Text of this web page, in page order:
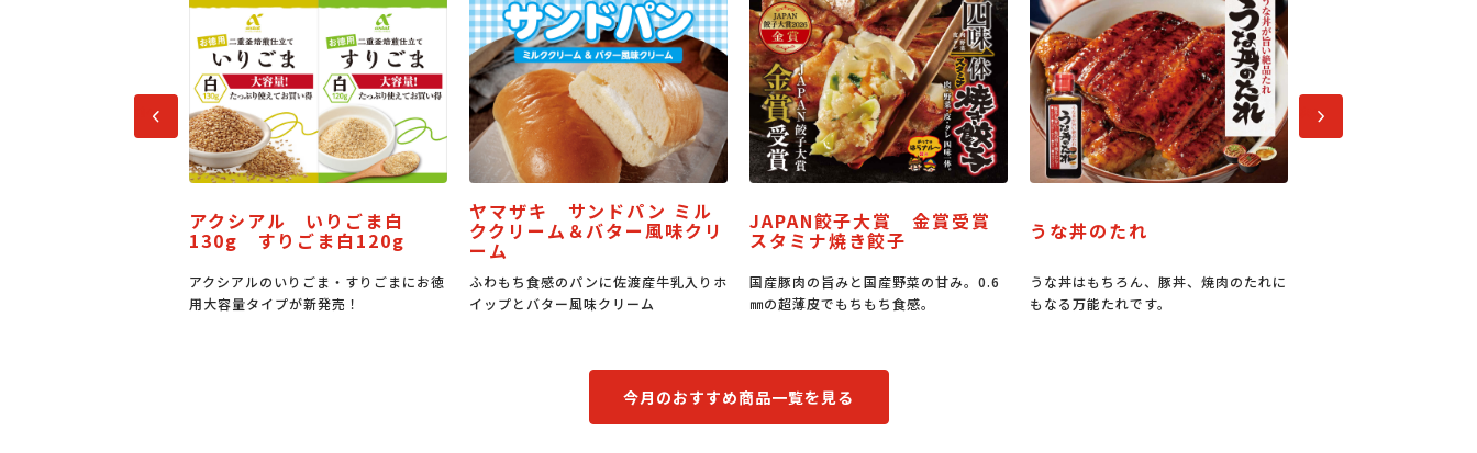
前へ
アクシアル いりごま白
130g すりごま白120g
アクシアルのいりごま・すりごまにお徳
用大容量タイプが新発売！
ヤマザキ サンドパン ミル
ククリーム＆バター風味クリ
ーム
ふわもち食感のパンに佐渡産牛乳入りホ
イップとバター風味クリーム
JAPAN餃子大賞 金賞受賞
スタミナ焼き餃子
国産豚肉の旨みと国産野菜の甘み。0.6
㎜の超薄皮でもちもち食感。
うな丼のたれ
うな丼はもちろん、豚丼、焼肉のたれに
もなる万能たれです。
今なら100円お買い物券進呈キャンペ
次へ
今月のおすすめ商品一覧を見る